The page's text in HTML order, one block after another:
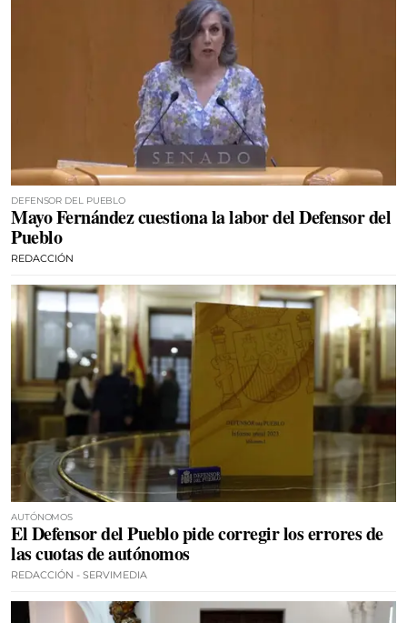
DEFENSOR DEL PUEBLO
Mayo Fernández cuestiona la labor del Defensor del
Pueblo
REDACCIÓN
AUTÓNOMOS
El Defensor del Pueblo pide corregir los errores de
las cuotas de autónomos
REDACCIÓN - SERVIMEDIA